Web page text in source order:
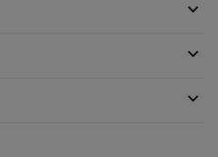
keyboard_arrow_down
keyboard_arrow_down
keyboard_arrow_down